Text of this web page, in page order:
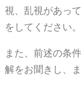
視、乱視があっ
をしてください。
また、前述の条
解をお聞きし、